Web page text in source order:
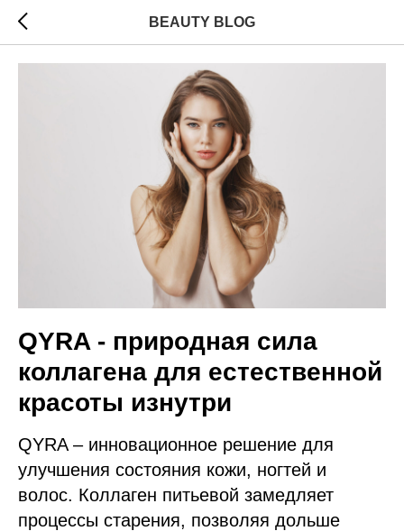
BEAUTY BLOG
QYRA - природная сила
коллагена для естественной
красоты изнутри
QYRA – инновационное решение для
улучшения состояния кожи, ногтей и
волос. Коллаген питьевой замедляет
процессы старения, позволяя дольше